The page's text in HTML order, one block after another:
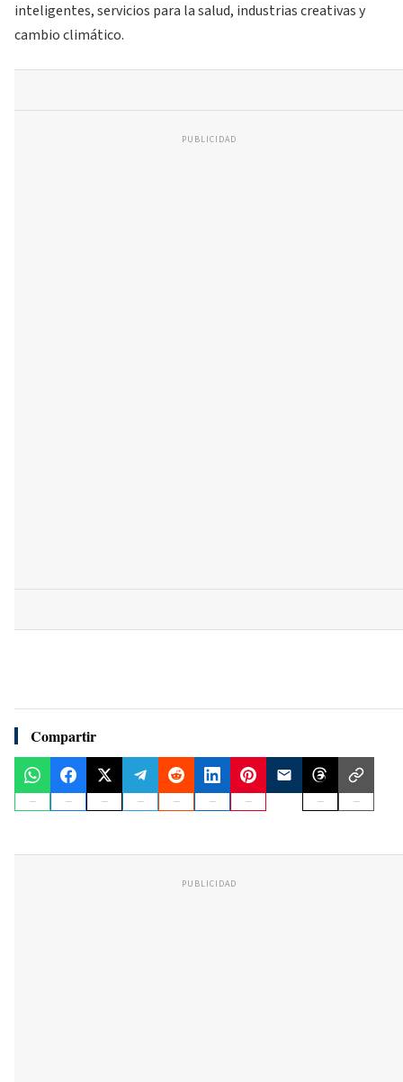
inteligentes, servicios para la salud, industrias creativas y
cambio climático.
PUBLICIDAD
Compartir
PUBLICIDAD